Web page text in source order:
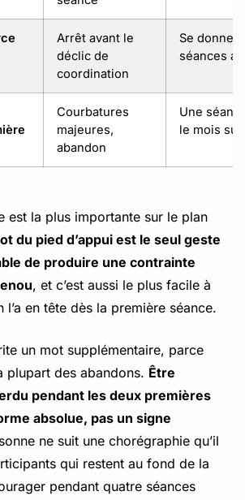
Arrêt avant le
déclic de
coordination
Se donner
séances
Courbatures
majeures,
abandon
Une
le mois
est la plus importante sur le plan
du pied d’appui est le seul geste
de produire une contrainte
, et c’est aussi le plus facile à
en tête dès la première séance.
un mot supplémentaire, parce
plupart des abandons. Être
pendant les deux premières
absolue, pas un signe
ne suit une chorégraphie qu’il
qui restent au fond de la
pendant quatre séances